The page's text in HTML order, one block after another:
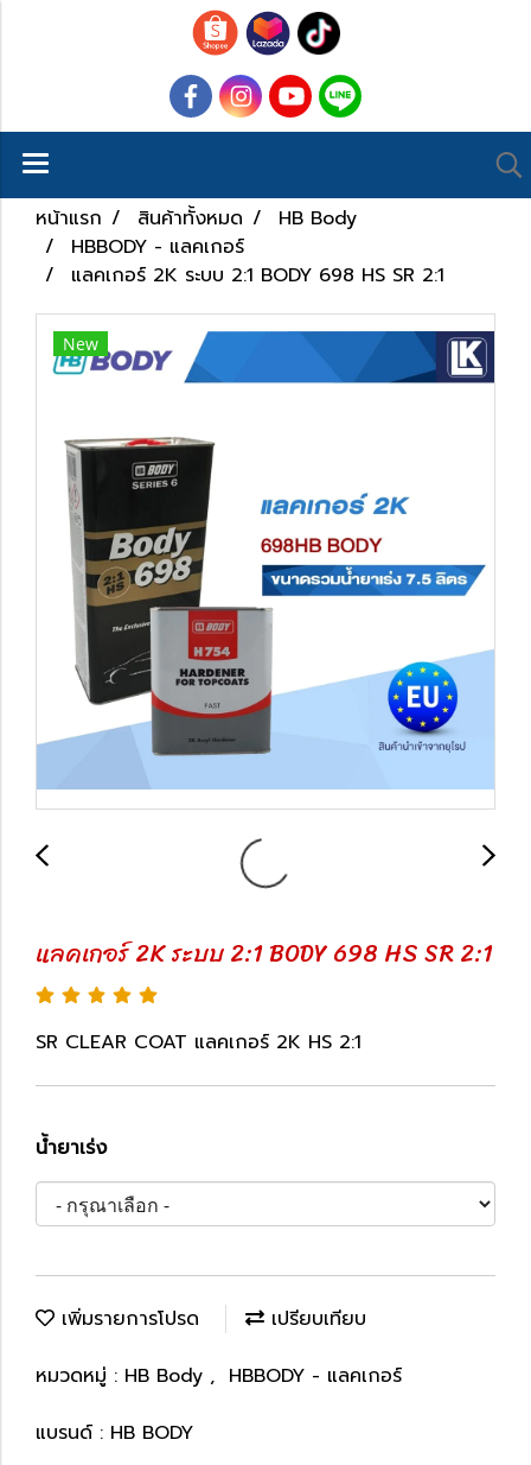
หน้าแรก สินค้าทั้งหมด
HB Body
HBBODY - แลคเกอร์
แลคเกอร์ 2K ระบบ 2:1 BODY 698 HS SR 2:1
New
แลคเกอร์ 2K ระบบ 2:1 BODY 698 HS SR 2:1
SR CLEAR COAT แลคเกอร์ 2K HS 2:1
น้ำยาเร่ง
เพิ่มรายการโปรด
เปรียบเทียบ
หมวดหมู่ : HB Body , HBBODY - แลคเกอร์
แบรนด์ : HB BODY